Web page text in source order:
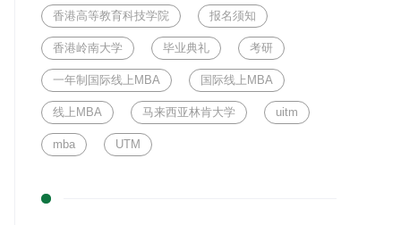
香港高等教育科技学院 报名须知
香港岭南大学 毕业典礼 考研
一年制国际线上MBA 国际线上MBA
线上MBA 马来西亚林肯大学 uitm
mba UTM